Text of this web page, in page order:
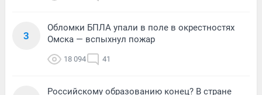
3
Обломки БПЛА упали в поле в окрестностях
Омска — вспыхнул пожар
18 094 41
Российскому образованию конец? В стране